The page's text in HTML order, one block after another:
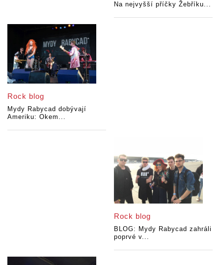
Na nejvyšší příčky Žebříku...
Rock blog
Mydy Rabycad dobývají
Ameriku: Okem...
Rock blog
BLOG: Mydy Rabycad zahráli
poprvé v...